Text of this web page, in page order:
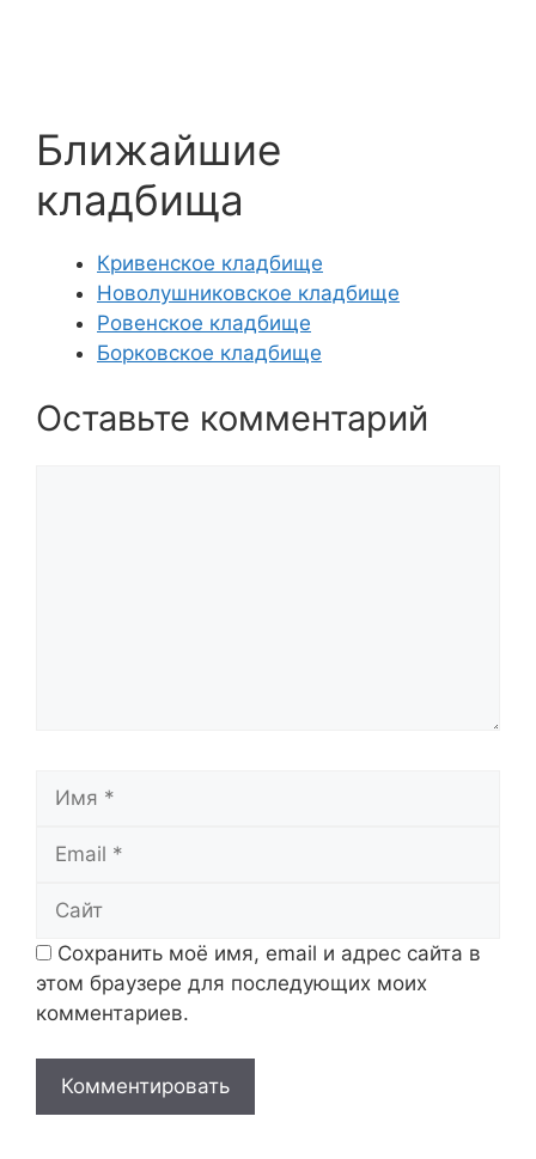
Ближайшие
кладбища
Кривенское кладбище
Новолушниковское кладбище
Ровенское кладбище
Борковское кладбище
Оставьте комментарий
Сохранить моё имя, email и адрес сайта в
этом браузере для последующих моих
комментариев.